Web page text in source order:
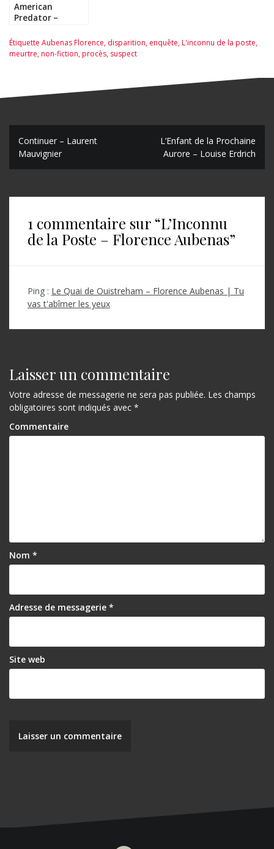
American
Predator –
Callahan
Étiquette Aubenas Florence, disparition, enquête,L'inconnu de la poste,
meurtre,non-fiction,procès, suspect
N
a
n
e
l
’
a
e
Continuer – Laurent
Mauvignier
L’Enfant de la Prochaine
Aurore – Louise Erdrich
1 commentaire sur “L’Inconnu
de la Poste – Florence Aubenas”
Ping : Le Quai de Ouistreham – Florence Aubenas | Tu
vas t'abîmer les yeux
Laisser un commentaire
Votre adresse de messagerie ne sera pas publiée. Les champs
obligatoires sont indiqués avec *
Commentaire
Nom *
Adresse de messagerie *
Site web